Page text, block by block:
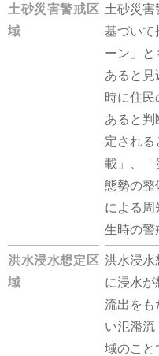
土砂災害警戒区
域
土砂災害
基づいて
ーン」と
あると見
時に住民
あると判
定される
載」、「
態勢の整
による周
生時の警
洪水浸水想定区
域
洪水浸水
に浸水が
流出をも
い氾濫流
域のこと